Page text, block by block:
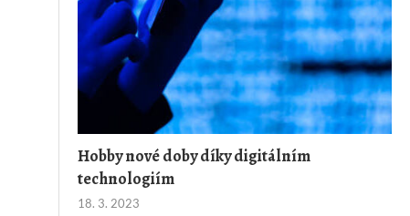
Hobby nové doby díky digitálním
technologiím
18. 3. 2023